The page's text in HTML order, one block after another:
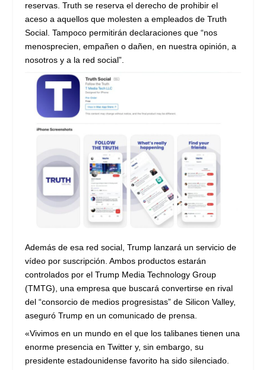
reservas. Truth se reserva el derecho de prohibir el
aceso a aquellos que molesten a empleados de Truth
Social. Tampoco permitirán declaraciones que “nos
menosprecien, empañen o dañen, en nuestra opinión, a
nosotros y a la red social”.
Además de esa red social, Trump lanzará un servicio de
vídeo por suscripción. Ambos productos estarán
controlados por el Trump Media Technology Group
(TMTG), una empresa que buscará convertirse en rival
del “consorcio de medios progresistas” de Silicon Valley,
aseguró Trump en un comunicado de prensa.
«Vivimos en un mundo en el que los talibanes tienen una
enorme presencia en Twitter y, sin embargo, su
presidente estadounidense favorito ha sido silenciado.